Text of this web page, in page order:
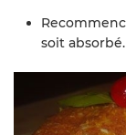
soit absorbé.